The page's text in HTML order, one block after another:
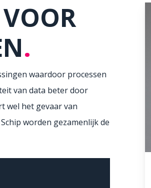
.
waardoor processen
van data beter door
wel het gevaar van
worden gezamenlijk de